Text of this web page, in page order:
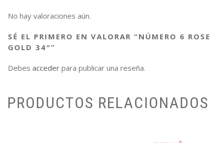
No hay valoraciones aún.
SÉ EL PRIMERO EN VALORAR “NÚMERO 6 ROSE
GOLD 34″”
Debes acceder para publicar una reseña.
PRODUCTOS RELACIONADOS